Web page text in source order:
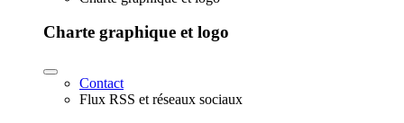
Charte graphique et logo
Contact
Flux RSS et réseaux sociaux